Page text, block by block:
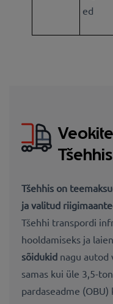
ed
Tšehhis
Tšehhis on
ja valitud
Tšehhi transpordi
hooldamiseks ja
sõidukid nagu autod
samas kui üle 3,5-
pardaseadme (OBU)